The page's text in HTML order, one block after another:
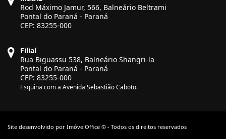
Rod Máximo Jamur, 566, Balneário Beltrami
Pontal do Paraná - Paraná
CEP: 83255-000
Filial
Rua Biguassu 538, Balneário Shangri-la
Pontal do Paraná - Paraná
CEP: 83255-000
Esquina com a Avenida Sebastião Caboto.
Site desenvolvido por ImóvelOffice © - Todos os direitos reservados